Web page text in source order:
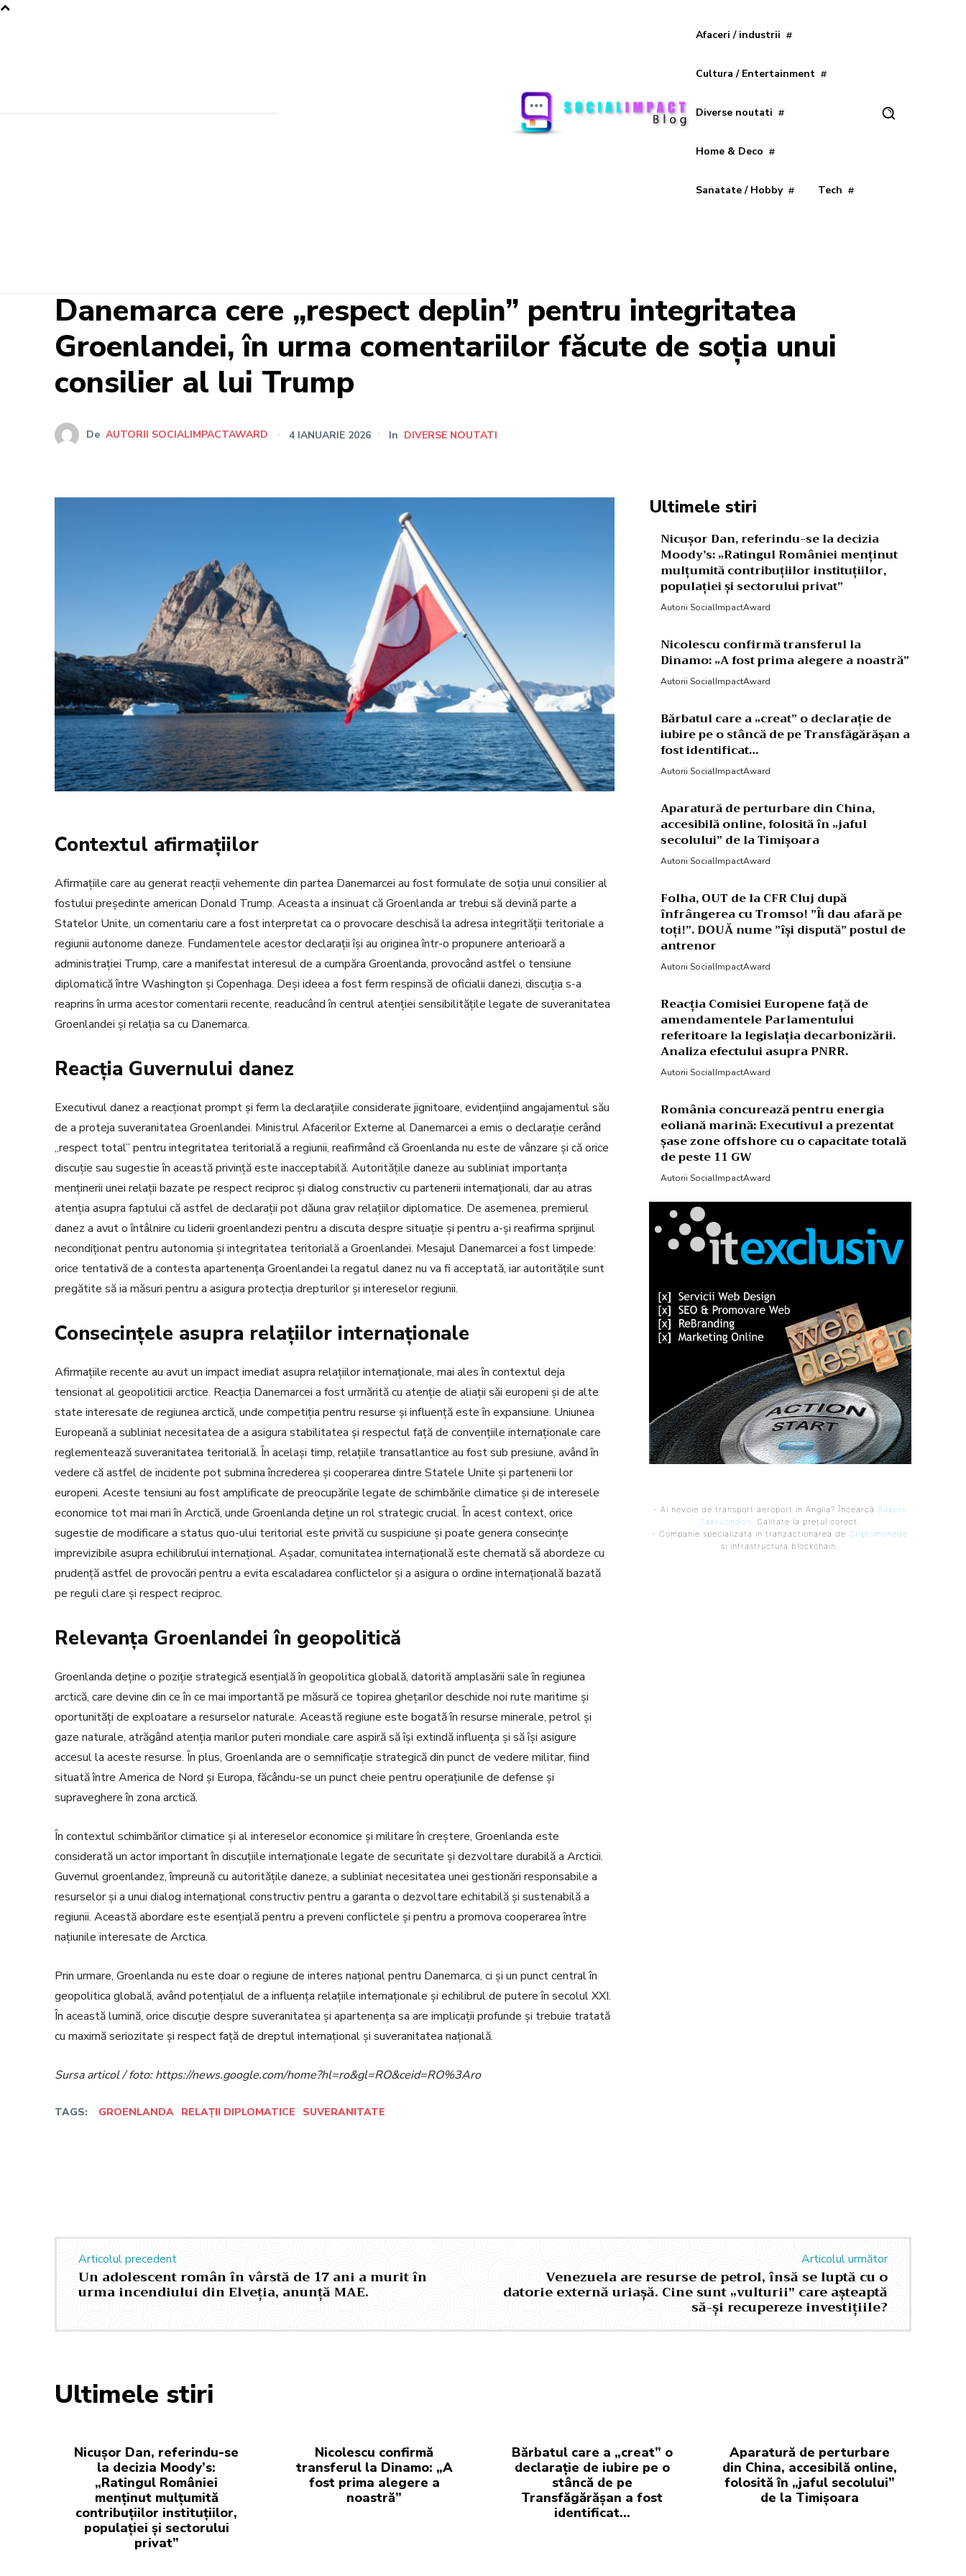
Afaceri / industrii
Cultura / Entertainment
Diverse noutati
Home & Deco
Sanatate / Hobby Tech
Danemarca cere „respect deplin” pentru integritatea
Groenlandei, în urma comentariilor făcute de soția unui
consilier al lui Trump
De AUTORII SOCIALIMPACTAWARD 4 IANUARIE 2026 In DIVERSE NOUTATI
Contextul afirmațiilor
Afirmațiile care au generat reacții vehemente din partea Danemarcei au fost formulate de soția unui consilier al
fostului președinte american Donald Trump. Aceasta a insinuat că Groenlanda ar trebui să devină parte a
Statelor Unite, un comentariu care a fost interpretat ca o provocare deschisă la adresa integrității teritoriale a
regiunii autonome daneze. Fundamentele acestor declarații își au originea într-o propunere anterioară a
administrației Trump, care a manifestat interesul de a cumpăra Groenlanda, provocând astfel o tensiune
diplomatică între Washington și Copenhaga. Deși ideea a fost ferm respinsă de oficialii danezi, discuția s-a
reaprins în urma acestor comentarii recente, readucând în centrul atenției sensibilitățile legate de suveranitatea
Groenlandei și relația sa cu Danemarca.
Reacția Guvernului danez
Executivul danez a reacționat prompt și ferm la declarațiile considerate jignitoare, evidențiind angajamentul său
de a proteja suveranitatea Groenlandei. Ministrul Afacerilor Externe al Danemarcei a emis o declarație cerând
„respect total” pentru integritatea teritorială a regiunii, reafirmând că Groenlanda nu este de vânzare și că orice
discuție sau sugestie în această privință este inacceptabilă. Autoritățile daneze au subliniat importanța
menținerii unei relații bazate pe respect reciproc și dialog constructiv cu partenerii internaționali, dar au atras
atenția asupra faptului că astfel de declarații pot dăuna grav relațiilor diplomatice. De asemenea, premierul
danez a avut o întâlnire cu liderii groenlandezi pentru a discuta despre situație și pentru a-și reafirma sprijinul
necondiționat pentru autonomia și integritatea teritorială a Groenlandei. Mesajul Danemarcei a fost limpede:
orice tentativă de a contesta apartenența Groenlandei la regatul danez nu va fi acceptată, iar autoritățile sunt
pregătite să ia măsuri pentru a asigura protecția drepturilor și intereselor regiunii.
Consecințele asupra relațiilor internaționale
Afirmațiile recente au avut un impact imediat asupra relațiilor internaționale, mai ales în contextul deja
tensionat al geopoliticii arctice. Reacția Danemarcei a fost urmărită cu atenție de aliații săi europeni și de alte
state interesate de regiunea arctică, unde competiția pentru resurse și influență este în expansiune. Uniunea
Europeană a subliniat necesitatea de a asigura stabilitatea și respectul față de convențiile internaționale care
reglementează suveranitatea teritorială. În același timp, relațiile transatlantice au fost sub presiune, având în
vedere că astfel de incidente pot submina încrederea și cooperarea dintre Statele Unite și partenerii lor
europeni. Aceste tensiuni au fost amplificate de preocupările legate de schimbările climatice și de interesele
economice tot mai mari în Arctică, unde Groenlanda deține un rol strategic crucial. În acest context, orice
sugestie de modificare a status quo-ului teritorial este privită cu suspiciune și poate genera consecințe
imprevizibile asupra echilibrului internațional. Așadar, comunitatea internațională este chemată să abordeze cu
prudență astfel de provocări pentru a evita escaladarea conflictelor și a asigura o ordine internațională bazată
pe reguli clare și respect reciproc.
Relevanța Groenlandei în geopolitică
Groenlanda deține o poziție strategică esențială în geopolitica globală, datorită amplasării sale în regiunea
arctică, care devine din ce în ce mai importantă pe măsură ce topirea ghețarilor deschide noi rute maritime și
oportunități de exploatare a resurselor naturale. Această regiune este bogată în resurse minerale, petrol și
gaze naturale, atrăgând atenția marilor puteri mondiale care aspiră să își extindă influența și să își asigure
accesul la aceste resurse. În plus, Groenlanda are o semnificație strategică din punct de vedere militar, fiind
situată între America de Nord și Europa, făcându-se un punct cheie pentru operațiunile de defense și
supraveghere în zona arctică.
În contextul schimbărilor climatice și al intereselor economice și militare în creștere, Groenlanda este
considerată un actor important în discuțiile internaționale legate de securitate și dezvoltare durabilă a Arcticii.
Guvernul groenlandez, împreună cu autoritățile daneze, a subliniat necesitatea unei gestionări responsabile a
resurselor și a unui dialog internațional constructiv pentru a garanta o dezvoltare echitabilă și sustenabilă a
regiunii. Această abordare este esențială pentru a preveni conflictele și pentru a promova cooperarea între
națiunile interesate de Arctica.
Prin urmare, Groenlanda nu este doar o regiune de interes național pentru Danemarca, ci și un punct central în
geopolitica globală, având potențialul de a influența relațiile internaționale și echilibrul de putere în secolul XXI.
În această lumină, orice discuție despre suveranitatea și apartenența sa are implicații profunde și trebuie tratată
cu maximă seriozitate și respect față de dreptul internațional și suveranitatea națională.
Sursa articol / foto: https://news.google.com/home?hl=ro&gl=RO&ceid=RO%3Aro
TAGS: GROENLANDA RELAȚII DIPLOMATICE SUVERANITATE
Ultimele stiri
Nicușor Dan, referindu-se la decizia
Moody’s: „Ratingul României menținut
mulțumită contribuțiilor instituțiilor,
populației și sectorului privat”
Autorii SocialImpactAward
Nicolescu confirmă transferul la
Dinamo: „A fost prima alegere a noastră”
Autorii SocialImpactAward
Bărbatul care a „creat” o declarație de
iubire pe o stâncă de pe Transfăgărășan a
fost identificat…
Autorii SocialImpactAward
Aparatură de perturbare din China,
accesibilă online, folosită în „jaful
secolului” de la Timișoara
Autorii SocialImpactAward
Folha, OUT de la CFR Cluj după
înfrângerea cu Tromso! ”Îi dau afară pe
toți!”. DOUĂ nume ”își dispută” postul de
antrenor
Autorii SocialImpactAward
Reacția Comisiei Europene față de
amendamentele Parlamentului
referitoare la legislația decarbonizării.
Analiza efectului asupra PNRR.
Autorii SocialImpactAward
România concurează pentru energia
eoliană marină: Executivul a prezentat
șase zone offshore cu o capacitate totală
de peste 11 GW
Autorii SocialImpactAward
- Ai nevoie de transport aeroport in Anglia? ÎncearcăAirport
Taxi London. Calitate la prețul corect.
- Companie specializata in tranzactionarea deCriptomonede
si infrastructura blockchain.
Articolul precedent
Un adolescent român în vârstă de 17 ani a murit în
urma incendiului din Elveția, anunță MAE.
Articolul următor
Venezuela are resurse de petrol, însă se luptă cu o
datorie externă uriașă. Cine sunt „vulturii” care așteaptă
să-și recupereze investițiile?
Ultimele stiri
Nicușor Dan, referindu-se
la decizia Moody’s:
„Ratingul României
menținut mulțumită
contribuțiilor instituțiilor,
populației și sectorului
privat”
Nicolescu confirmă
transferul la Dinamo: „A
fost prima alegere a
noastră”
Bărbatul care a „creat” o
declarație de iubire pe o
stâncă de pe
Transfăgărășan a fost
identificat…
Aparatură de perturbare
din China, accesibilă online,
folosită în „jaful secolului”
de la Timișoara